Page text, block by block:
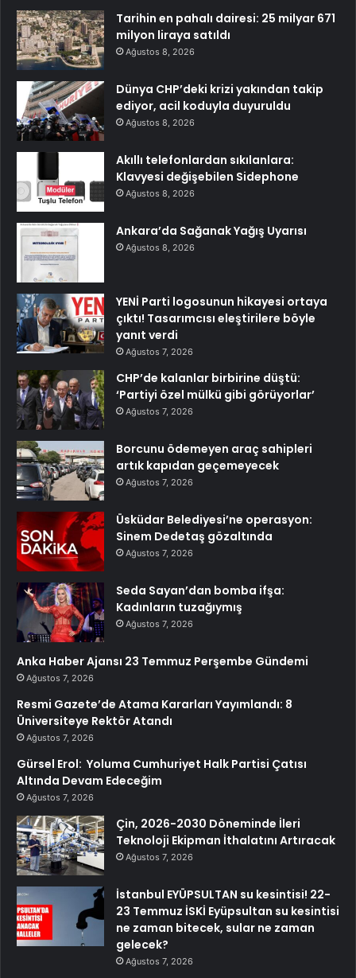
Tarihin en pahalı dairesi: 25 milyar 671
milyon liraya satıldı
Ağustos 8, 2026
Dünya CHP’deki krizi yakından takip
ediyor, acil koduyla duyuruldu
Ağustos 8, 2026
Akıllı telefonlardan sıkılanlara:
Klavyesi değişebilen Sidephone
Ağustos 8, 2026
Ankara’da Sağanak Yağış Uyarısı
Ağustos 8, 2026
YENİ Parti logosunun hikayesi ortaya
çıktı! Tasarımcısı eleştirilere böyle
yanıt verdi
Ağustos 7, 2026
CHP’de kalanlar birbirine düştü:
‘Partiyi özel mülkü gibi görüyorlar’
Ağustos 7, 2026
Borcunu ödemeyen araç sahipleri
artık kapıdan geçemeyecek
Ağustos 7, 2026
Üsküdar Belediyesi’ne operasyon:
Sinem Dedetaş gözaltında
Ağustos 7, 2026
Seda Sayan’dan bomba ifşa:
Kadınların tuzağıymış
Ağustos 7, 2026
Anka Haber Ajansı 23 Temmuz Perşembe Gündemi
Ağustos 7, 2026
Resmi Gazete’de Atama Kararları Yayımlandı: 8
Üniversiteye Rektör Atandı
Ağustos 7, 2026
Gürsel Erol: Yoluma Cumhuriyet Halk Partisi Çatısı
Altında Devam Edeceğim
Ağustos 7, 2026
Çin, 2026-2030 Döneminde İleri
Teknoloji Ekipman İthalatını Artıracak
Ağustos 7, 2026
İstanbul EYÜPSULTAN su kesintisi! 22-
23 Temmuz İSKİ Eyüpsultan su kesintisi
ne zaman bitecek, sular ne zaman
gelecek?
Ağustos 7, 2026